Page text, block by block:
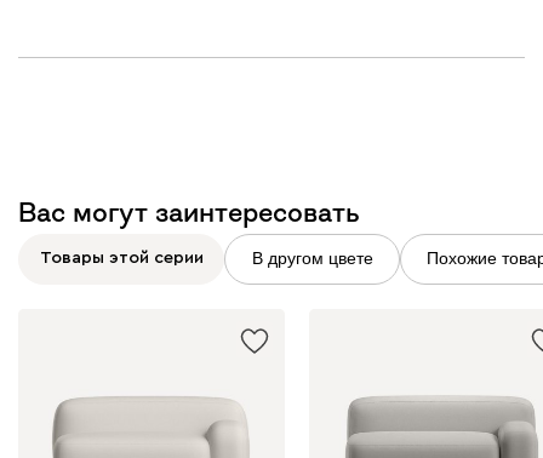
Вас могут заинтересовать
Товары этой серии В другом цвете Похожие